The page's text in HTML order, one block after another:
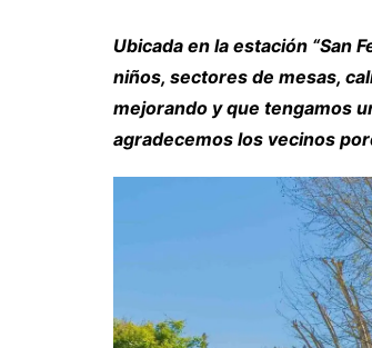
Ubicada en la estación “San
niños, sectores de mesas,
mejorando y que tengamos
agradecemos los vecinos